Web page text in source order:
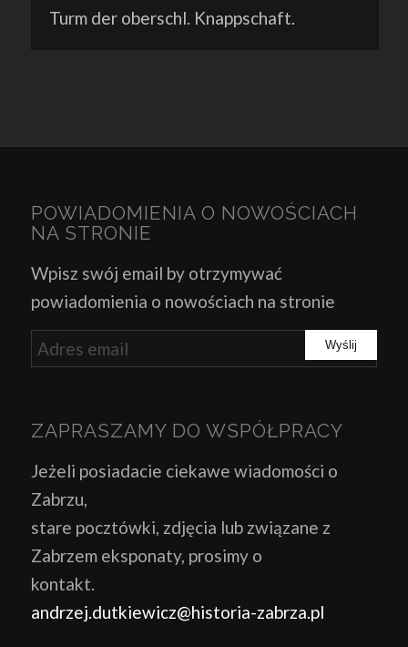
Turm der oberschl. Knappschaft.
POWIADOMIENIA O NOWOŚCIACH
NA STRONIE
Wpisz swój email by otrzymywać
powiadomienia o nowościach na stronie
ZAPRASZAMY DO WSPÓŁPRACY
Jeżeli posiadacie ciekawe wiadomości o
Zabrzu,
stare pocztówki, zdjęcia lub związane z
Zabrzem eksponaty, prosimy o
kontakt.
andrzej.dutkiewicz@historia-zabrza.pl